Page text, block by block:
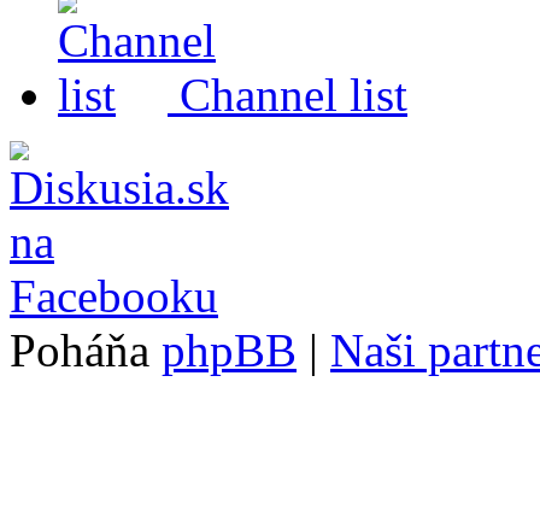
Channel list
Poháňa phpBB | Naši